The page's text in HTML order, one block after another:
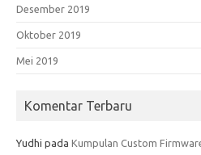
Desember 2019
Oktober 2019
Mei 2019
Komentar Terbaru
Yudhi pada Kumpulan Custom